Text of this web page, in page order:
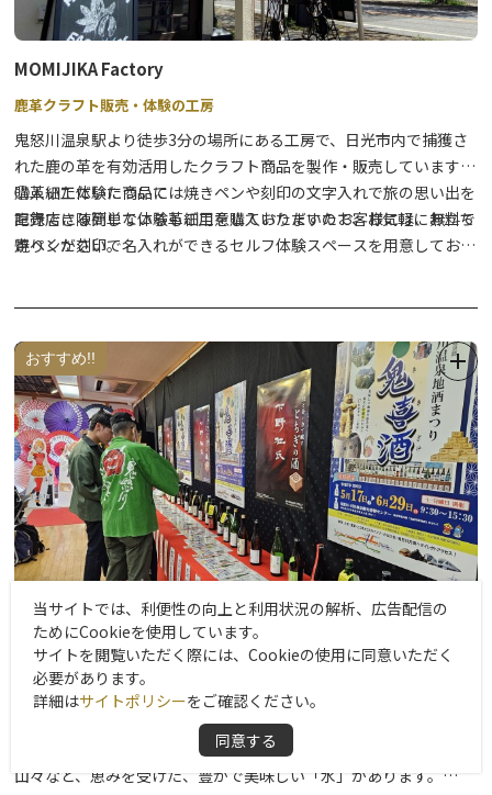
MOMIJIKA Factory
鹿革クラフト販売・体験の工房
鬼怒川温泉駅より徒歩3分の場所にある工房で、日光市内で捕獲さ
れた鹿の革を有効活用したクラフト商品を製作・販売しています。
購入いただいた商品には焼きペンや刻印の文字入れで旅の思い出を
記録できる簡単な体験もご用意しておりますので、お気軽にお立ち
寄りください。
◯革細工体験について
直売店に陳列している革細工を購入いただいたお客様には、無料で
焼ペンか刻印で名入れができるセルフ体験スペースを用意しており
おすすめ!!
鬼怒川温泉地酒まつり『鬼喜酒 ききざけ』
鬼怒川温泉で、栃木県の名蔵元の地酒を飲み比べ！
栃木県日光市の鬼怒川温泉は、日光連山や那須連山、八溝山系の
山々など、恵みを受けた、豊かで美味しい「水」があります。
当サイトでは、利便性の向上と利用状況の解析、広告配信の
ためにCookieを使用しています。
サイトを閲覧いただく際には、Cookieの使用に同意いただく
必要があります。
詳細はサイトポリシーをご確認ください。
同意する